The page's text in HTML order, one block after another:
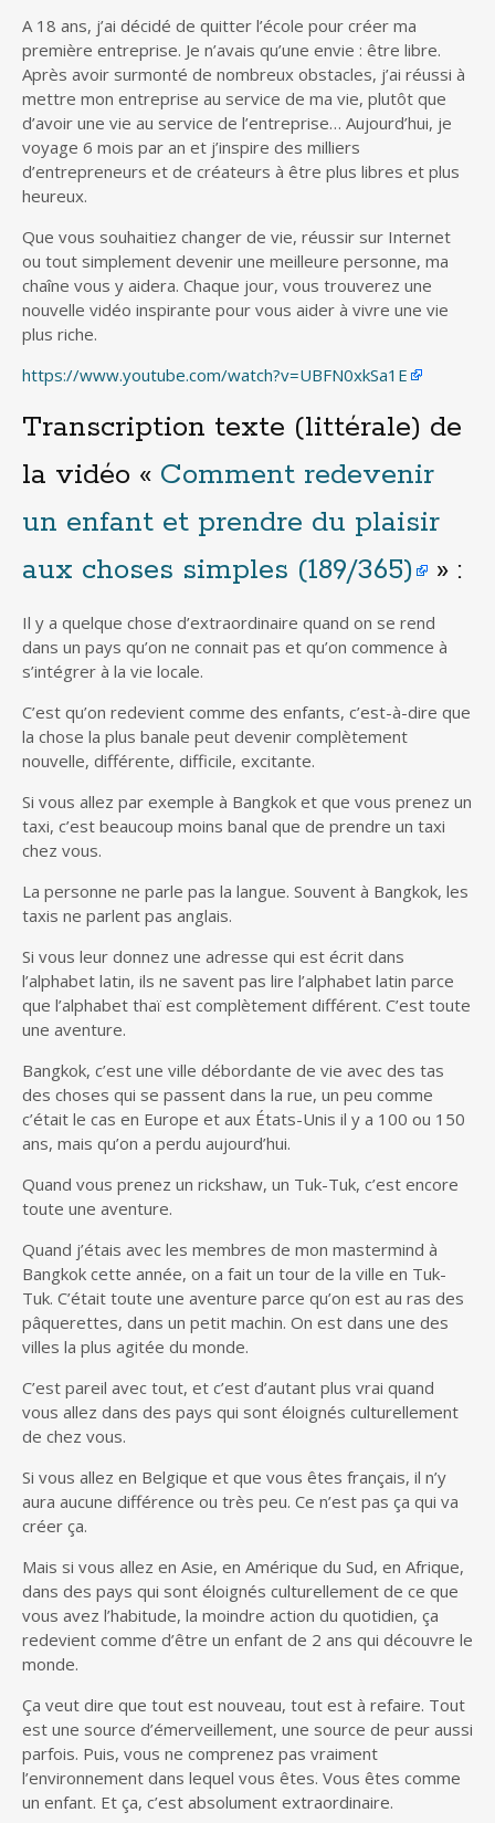
A 18 ans, j’ai décidé de quitter l’école pour créer ma
première entreprise. Je n’avais qu’une envie : être libre.
Après avoir surmonté de nombreux obstacles, j’ai réussi à
mettre mon entreprise au service de ma vie, plutôt que
d’avoir une vie au service de l’entreprise… Aujourd’hui, je
voyage 6 mois par an et j’inspire des milliers
d’entrepreneurs et de créateurs à être plus libres et plus
heureux.
Que vous souhaitiez changer de vie, réussir sur Internet
ou tout simplement devenir une meilleure personne, ma
chaîne vous y aidera. Chaque jour, vous trouverez une
nouvelle vidéo inspirante pour vous aider à vivre une vie
plus riche.
https://www.youtube.com/watch?v=UBFN0xkSa1E
Transcription texte (littérale) de
la vidéo « Comment redevenir
un enfant et prendre du plaisir
aux choses simples (189/365)
» :
Il y a quelque chose d’extraordinaire quand on se rend
dans un pays qu’on ne connait pas et qu’on commence à
s’intégrer à la vie locale.
C’est qu’on redevient comme des enfants, c’est-à-dire que
la chose la plus banale peut devenir complètement
nouvelle, différente, difficile, excitante.
Si vous allez par exemple à Bangkok et que vous prenez un
taxi, c’est beaucoup moins banal que de prendre un taxi
chez vous.
La personne ne parle pas la langue. Souvent à Bangkok, les
taxis ne parlent pas anglais.
Si vous leur donnez une adresse qui est écrit dans
l’alphabet latin, ils ne savent pas lire l’alphabet latin parce
que l’alphabet thaï est complètement différent. C’est toute
une aventure.
Bangkok, c’est une ville débordante de vie avec des tas
des choses qui se passent dans la rue, un peu comme
c’était le cas en Europe et aux États-Unis il y a 100 ou 150
ans, mais qu’on a perdu aujourd’hui.
Quand vous prenez un rickshaw, un Tuk-Tuk, c’est encore
toute une aventure.
Quand j’étais avec les membres de mon mastermind à
Bangkok cette année, on a fait un tour de la ville en Tuk-
Tuk. C’était toute une aventure parce qu’on est au ras des
pâquerettes, dans un petit machin. On est dans une des
villes la plus agitée du monde.
C’est pareil avec tout, et c’est d’autant plus vrai quand
vous allez dans des pays qui sont éloignés culturellement
de chez vous.
Si vous allez en Belgique et que vous êtes français, il n’y
aura aucune différence ou très peu. Ce n’est pas ça qui va
créer ça.
Mais si vous allez en Asie, en Amérique du Sud, en Afrique,
dans des pays qui sont éloignés culturellement de ce que
vous avez l’habitude, la moindre action du quotidien, ça
redevient comme d’être un enfant de 2 ans qui découvre le
monde.
Ça veut dire que tout est nouveau, tout est à refaire. Tout
est une source d’émerveillement, une source de peur aussi
parfois. Puis, vous ne comprenez pas vraiment
l’environnement dans lequel vous êtes. Vous êtes comme
un enfant. Et ça, c’est absolument extraordinaire.